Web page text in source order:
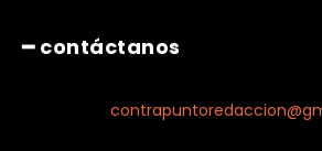
━ contáctanos